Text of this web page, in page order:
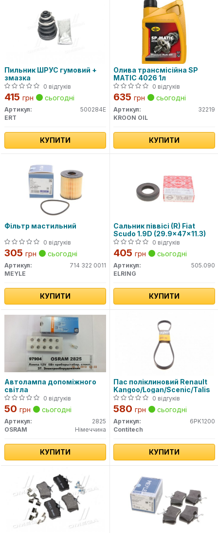
Пильник ШРУС гумовий +
змазка
0 відгуків
415 грн сьогодні
Артикул:
500284E
ERT
КУПИТИ
Олива трансмісійна SP
MATIC 4026 1л
0 відгуків
635 грн сьогодні
Артикул:
32219
KROON OIL
КУПИТИ
Фільтр мастильний
0 відгуків
305 грн сьогодні
Артикул:
714 322 0011
MEYLE
КУПИТИ
Сальник піввісі (R) Fiat
Scudo 1.9D (29.9x47x11.3)
0 відгуків
405 грн сьогодні
Артикул:
505.090
ELRING
КУПИТИ
Автолампа допоміжного
світла
0 відгуків
50 грн сьогодні
Артикул:
2825
OSRAM
Німеччина
КУПИТИ
Пас поліклиновий Renault
Kangoo/Logan/Scenic/Talis
0 відгуків
580 грн сьогодні
Артикул:
6PK1200
Contitech
КУПИТИ